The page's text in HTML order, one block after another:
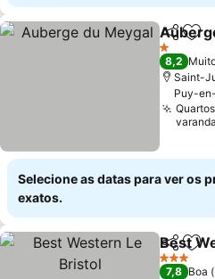
Partilhar
1 Estrelas
8,2
Saint-
Puy-
varanda
Selecione as datas para ver os
exatos.
Partilhar
Best
3 Estrelas
7,8 Boa